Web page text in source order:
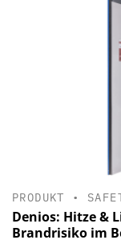
PRODUKT •
Denios: Hitze &
Brandrisiko im